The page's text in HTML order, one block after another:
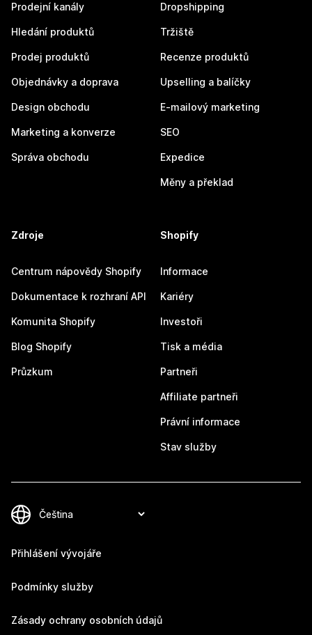
Prodejní kanály
Hledání produktů
Prodej produktů
Objednávky a doprava
Design obchodu
Marketing a konverze
Správa obchodu
Dropshipping
Tržiště
Recenze produktů
Upselling a balíčky
E-mailový marketing
SEO
Expedice
Měny a překlad
Zdroje
Centrum nápovědy Shopify
Dokumentace k rozhraní API
Komunita Shopify
Blog Shopify
Průzkum
Shopify
Informace
Kariéry
Investoři
Tisk a média
Partneři
Affiliate partneři
Právní informace
Stav služby
Přihlášení vývojáře
Podmínky služby
Zásady ochrany osobních údajů